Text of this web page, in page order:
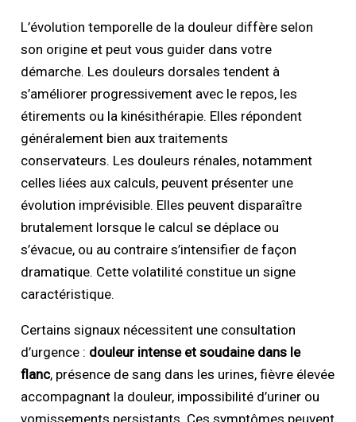
L’évolution temporelle de la douleur diffère selon
son origine et peut vous guider dans votre
démarche. Les douleurs dorsales tendent à
s’améliorer progressivement avec le repos, les
étirements ou la kinésithérapie. Elles répondent
généralement bien aux traitements
conservateurs. Les douleurs rénales, notamment
celles liées aux calculs, peuvent présenter une
évolution imprévisible. Elles peuvent disparaître
brutalement lorsque le calcul se déplace ou
s’évacue, ou au contraire s’intensifier de façon
dramatique. Cette volatilité constitue un signe
caractéristique.
Certains signaux nécessitent une consultation
d’urgence : douleur intense et soudaine dans le
flanc, présence de sang dans les urines, fièvre élevée
accompagnant la douleur, impossibilité d’uriner ou
vomissements persistants. Ces symptômes peuvent